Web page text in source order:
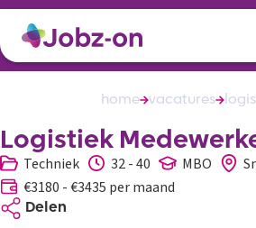
home vacatures
Logistiek
Techniek 32 - 40 MBO
€3180 - €3435 per maand
Delen